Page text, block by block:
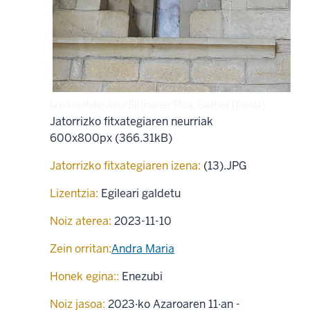
Jatorrizko fitxategiaren neurriak
600x800px (366.31kB)
Jatorrizko fitxategiaren izena: (13).JPG
Lizentzia: Egileari galdetu
Noiz aterea: 2023-11-10
Zein orritan:Andra Maria
Honek egina:: Enezubi
Noiz jasoa: 2023·ko Azaroaren 11·an -